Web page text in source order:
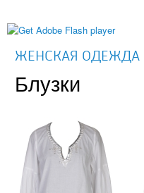
ЖЕНСКАЯ ОДЕЖДА
Блузки